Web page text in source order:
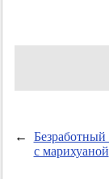
←
с марихуаной